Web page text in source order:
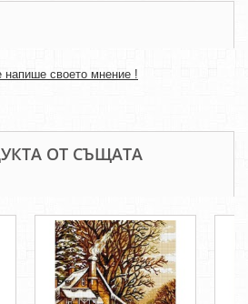
своето мнение !
ОТ СЪЩАТА